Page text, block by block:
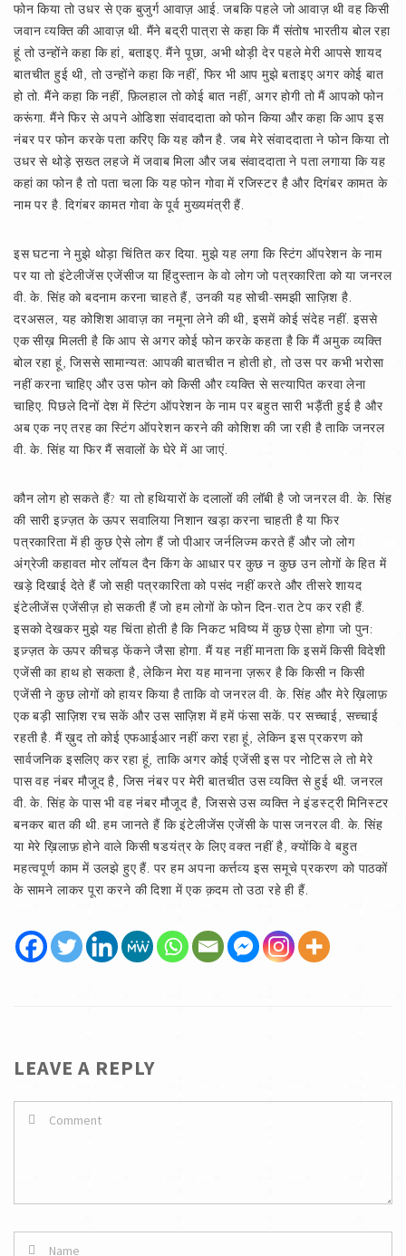
फोन किया तो उधर से एक बुजुर्ग आवाज़ आई. जबकि पहले जो आवाज़ थी वह किसी
जवान व्यक्ति की आवाज़ थी. मैंने बद्री पात्रा से कहा कि मैं संतोष भारतीय बोल रहा
हूं तो उन्होंने कहा कि हां, बताइए. मैंने पूछा, अभी थोड़ी देर पहले मेरी आपसे शायद
बातचीत हुई थी, तो उन्होंने कहा कि नहीं, फिर भी आप मुझे बताइए अगर कोई बात
हो तो. मैंने कहा कि नहीं, फ़िलहाल तो कोई बात नहीं, अगर होगी तो मैं आपको फोन
करूंगा. मैंने फिर से अपने ओडिशा संवाददाता को फोन किया और कहा कि आप इस
नंबर पर फोन करके पता करिए कि यह कौन है. जब मेरे संवाददाता ने फोन किया तो
उधर से थोड़े स़ख्त लहजे में जवाब मिला और जब संवाददाता ने पता लगाया कि यह
कहां का फोन है तो पता चला कि यह फोन गोवा में रजिस्टर है और दिगंबर कामत के
नाम पर है. दिगंबर कामत गोवा के पूर्व मुख्यमंत्री हैं.
इस घटना ने मुझे थोड़ा चिंतित कर दिया. मुझे यह लगा कि स्टिंग ऑपरेशन के नाम
पर या तो इंटेलीजेंस एजेंसीज या हिंदुस्तान के वो लोग जो पत्रकारिता को या जनरल
वी. के. सिंह को बदनाम करना चाहते हैं, उनकी यह सोची-समझी साज़िश है.
दरअसल, यह कोशिश आवाज़ का नमूना लेने की थी, इसमें कोई संदेह नहीं. इससे
एक सीख़ मिलती है कि आप से अगर कोई फोन करके कहता है कि मैं अमुक व्यक्ति
बोल रहा हूं, जिससे सामान्यत: आपकी बातचीत न होती हो, तो उस पर कभी भरोसा
नहीं करना चाहिए और उस फोन को किसी और व्यक्ति से सत्यापित करवा लेना
चाहिए. पिछले दिनों देश में स्टिंग ऑपरेशन के नाम पर बहुत सारी भड़ैंती हुई है और
अब एक नए तरह का स्टिंग ऑपरेशन करने की कोशिश की जा रही है ताकि जनरल
वी. के. सिंह या फिर मैं सवालों के घेरे में आ जाएं.
कौन लोग हो सकते हैं? या तो हथियारों के दलालों की लॉबी है जो जनरल वी. के. सिंह
की सारी इज़्ज़त के ऊपर सवालिया निशान खड़ा करना चाहती है या फिर
पत्रकारिता में ही कुछ ऐसे लोग हैं जो पीआर जर्नलिज्म करते हैं और जो लोग
अंग्रेजी कहावत मोर लॉयल दैन किंग के आधार पर कुछ न कुछ उन लोगों के हित में
खड़े दिखाई देते हैं जो सही पत्रकारिता को पसंद नहीं करते और तीसरे शायद
इंटेलीजेंस एजेंसीज़ हो सकती हैं जो हम लोगों के फोन दिन-रात टेप कर रही हैं.
इसको देखकर मुझे यह चिंता होती है कि निकट भविष्य में कुछ ऐसा होगा जो पुन:
इज़्ज़त के ऊपर कीचड़ फेंकने जैसा होगा. मैं यह नहीं मानता कि इसमें किसी विदेशी
एजेंसी का हाथ हो सकता है, लेकिन मेरा यह मानना ज़रूर है कि किसी न किसी
एजेंसी ने कुछ लोगों को हायर किया है ताकि वो जनरल वी. के. सिंह और मेरे ख़िलाफ़
एक बड़ी साज़िश रच सकें और उस साज़िश में हमें फंसा सकें. पर सच्चाई, सच्चाई
रहती है. मैं ख़ुद तो कोई एफआईआर नहीं करा रहा हूं, लेकिन इस प्रकरण को
सार्वजनिक इसलिए कर रहा हूं, ताकि अगर कोई एजेंसी इस पर नोटिस ले तो मेरे
पास वह नंबर मौजूद है, जिस नंबर पर मेरी बातचीत उस व्यक्ति से हुई थी. जनरल
वी. के. सिंह के पास भी वह नंबर मौजूद है, जिससे उस व्यक्ति ने इंडस्ट्री मिनिस्टर
बनकर बात की थी. हम जानते हैं कि इंटेलीजेंस एजेंसी के पास जनरल वी. के. सिंह
या मेरे ख़िलाफ़ होने वाले किसी षडयंत्र के लिए वक्त नहीं है, क्योंकि वे बहुत
महत्वपूर्ण काम में उलझे हुए हैं. पर हम अपना कर्त्तव्य इस समूचे प्रकरण को पाठकों
के सामने लाकर पूरा करने की दिशा में एक क़दम तो उठा रहे ही हैं.
LEAVE A REPLY